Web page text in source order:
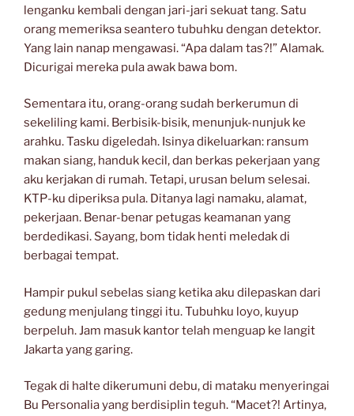
lenganku kembali dengan jari-jari sekuat tang. Satu
orang memeriksa seantero tubuhku dengan detektor.
Yang lain nanap mengawasi. “Apa dalam tas?!” Alamak.
Dicurigai mereka pula awak bawa bom.
Sementara itu, orang-orang sudah berkerumun di
sekeliling kami. Berbisik-bisik, menunjuk-nunjuk ke
arahku. Tasku digeledah. Isinya dikeluarkan: ransum
makan siang, handuk kecil, dan berkas pekerjaan yang
aku kerjakan di rumah. Tetapi, urusan belum selesai.
KTP-ku diperiksa pula. Ditanya lagi namaku, alamat,
pekerjaan. Benar-benar petugas keamanan yang
berdedikasi. Sayang, bom tidak henti meledak di
berbagai tempat.
Hampir pukul sebelas siang ketika aku dilepaskan dari
gedung menjulang tinggi itu. Tubuhku loyo, kuyup
berpeluh. Jam masuk kantor telah menguap ke langit
Jakarta yang garing.
Tegak di halte dikerumuni debu, di mataku menyeringai
Bu Personalia yang berdisiplin teguh. “Macet?! Artinya,